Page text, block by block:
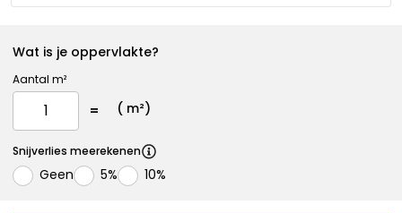
Wat is je oppervlakte?
Aantal m²
( m²)
Snijverlies meerekenen
Geen 5% 10%